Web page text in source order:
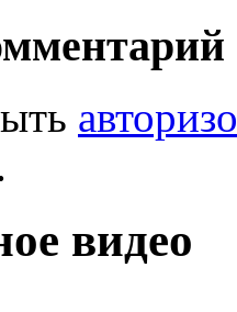
видео